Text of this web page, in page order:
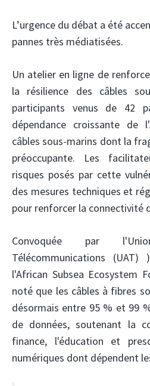
L’urgence du débat a été
pannes très médiatisées.
Un atelier en ligne de
la résilience des câbles
participants venus de 42
dépendance croissante de
câbles sous-marins dont la
préoccupante. Les
risques posés par cette
des mesures techniques et
pour renforcer la connectivité
Convoquée par
Télécommunications (UAT)
l'African Subsea Ecosystem
noté que les câbles à fibres
désormais entre 95 % et 99
de données, soutenant la
finance, l'éducation et
numériques dont dépendent